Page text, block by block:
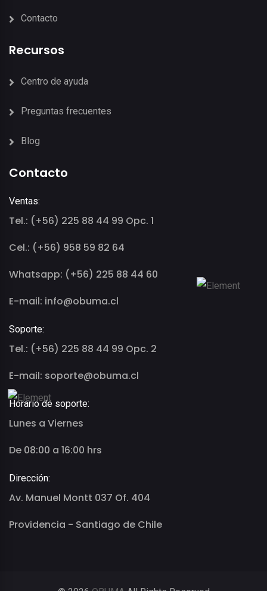
Contacto
Recursos
Centro de ayuda
Preguntas frecuentes
Blog
Contacto
Ventas:
Tel.: (+56) 225 88 44 99 Opc. 1
Cel.: (+56) 958 59 82 64
Whatsapp: (+56) 225 88 44 60
E-mail: info@obuma.cl
Soporte:
Tel.: (+56) 225 88 44 99 Opc. 2
E-mail: soporte@obuma.cl
Horario de soporte:
Lunes a Viernes
De 08:00 a 16:00 hrs
Dirección:
Av. Manuel Montt 037 Of. 404
Providencia - Santiago de Chile